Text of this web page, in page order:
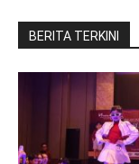
BERITA TERKINI